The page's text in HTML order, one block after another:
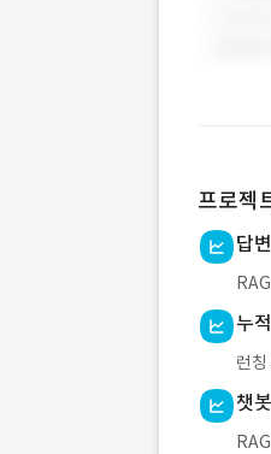
프로젝
답
누
런
챗